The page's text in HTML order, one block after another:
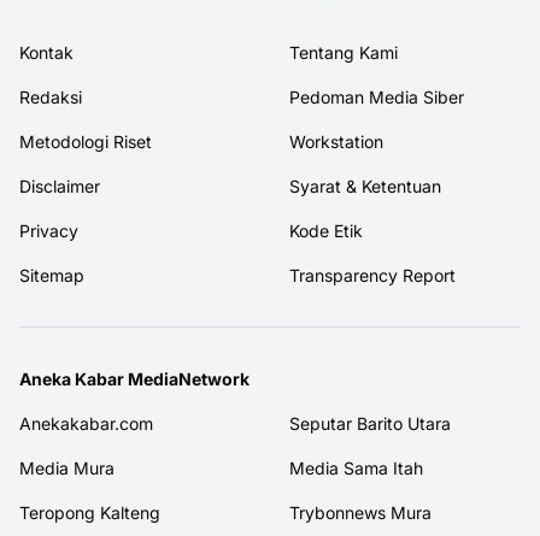
Kontak Tentang Kami
Redaksi Pedoman Media Siber
Metodologi Riset Workstation
Disclaimer Syarat & Ketentuan
Privacy Kode Etik
Sitemap Transparency Report
Aneka Kabar MediaNetwork
Anekakabar.com Seputar Barito Utara
Media Mura Media Sama Itah
Teropong Kalteng Trybonnews Mura